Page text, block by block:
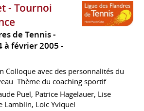
- Tournoi
de Tennis
à février 2005
Colloque avec des personnalités du
Thème du coaching sportif
Puel, Patrice Hagelauer, Lise
Lamblin, Loic Yviquel